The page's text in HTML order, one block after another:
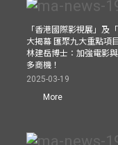
「香港國際影視展」及
大揭幕 匯聚九大重點項
林建岳博士：加強電影
多商機！
2025-03-19
More